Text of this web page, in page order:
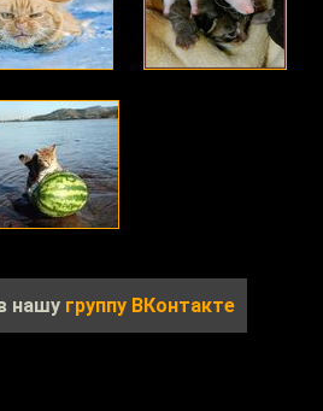
нашу группу ВКонтакте